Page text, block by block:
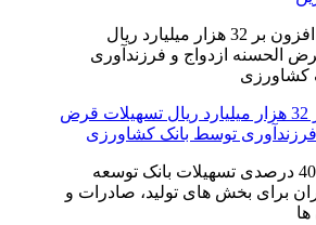
پرداخت افزون بر 32 هزار میلیارد ریال تسهیلات قرض
فرزندآوری توسط بانک کشاورزی